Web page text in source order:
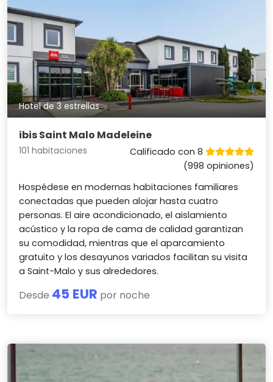
Hotel de 3 estrellas
ibis Saint Malo Madeleine
101 habitaciones
Calificado con 8
(998 opiniones)
Hospédese en modernas habitaciones familiares
conectadas que pueden alojar hasta cuatro
personas. El aire acondicionado, el aislamiento
acústico y la ropa de cama de calidad garantizan
su comodidad, mientras que el aparcamiento
gratuito y los desayunos variados facilitan su visita
a Saint-Malo y sus alrededores.
Desde 45 EUR por noche